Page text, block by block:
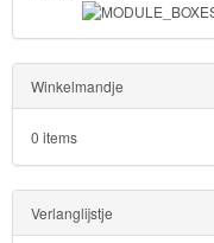
Winkelmandje
0 items
Verlanglijstje